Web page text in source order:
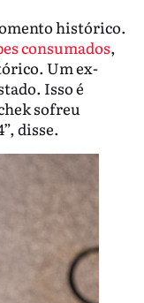
histórico.
consumados,
Um ex-
Isso é
sofreu
disse.